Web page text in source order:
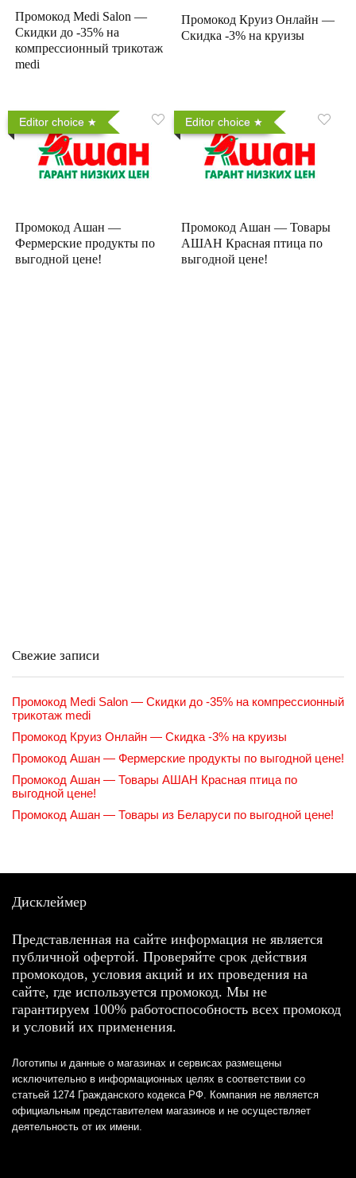
Промокод Medi Salon —
Скидки до -35% на
компрессионный трикотаж
medi
Промокод Круиз Онлайн —
Скидка -3% на круизы
Editor choice
Промокод Ашан —
Фермерские продукты по
выгодной цене!
Editor choice
Промокод Ашан — Товары
АШАН Красная птица по
выгодной цене!
Свежие записи
Промокод Medi Salon — Скидки до -35% на компрессионный
трикотаж medi
Промокод Круиз Онлайн — Скидка -3% на круизы
Промокод Ашан — Фермерские продукты по выгодной цене!
Промокод Ашан — Товары АШАН Красная птица по
выгодной цене!
Промокод Ашан — Товары из Беларуси по выгодной цене!
Дисклеймер
Представленная на сайте информация не является
публичной офертой. Проверяйте срок действия
промокодов, условия акций и их проведения на
сайте, где используется промокод. Мы не
гарантируем 100% работоспособность всех промокод
и условий их применения.
Логотипы и данные о магазинах и сервисах размещены
исключительно в информационных целях в соответствии со
статьей 1274 Гражданского кодекса РФ. Компания не является
официальным представителем магазинов и не осуществляет
деятельность от их имени.